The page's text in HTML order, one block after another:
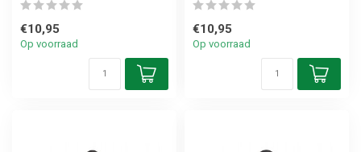
€10,95
Op voorraad
€10,95
Op voorraad